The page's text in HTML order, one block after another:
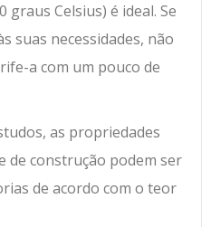
graus Celsius) é ideal. Se
suas necessidades, não
a com um pouco de
as propriedades
de construção podem ser
de acordo com o teor